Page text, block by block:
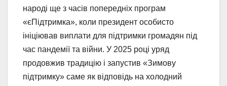
народі ще з часів попередніх програм
«єПідтримка», коли президент особисто
ініціював виплати для підтримки громадян під
час пандемії та війни. У 2025 році уряд
продовжив традицію і запустив «Зимову
підтримку» саме як відповідь на холодний